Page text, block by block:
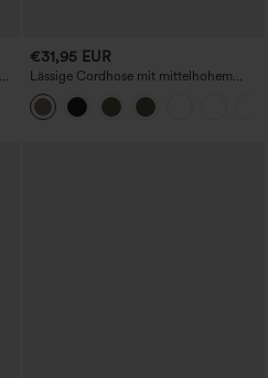
€31,95 EUR
Lässige Cordhose mit mittelhohem
Bund, Reißverschluss und Seitentaschen